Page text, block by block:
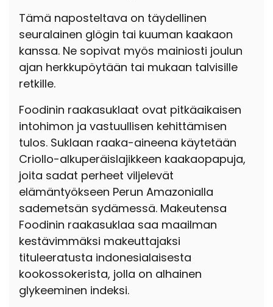
Tämä naposteltava on täydellinen
seuralainen glögin tai kuuman kaakaon
kanssa. Ne sopivat myös mainiosti joulun
ajan herkkupöytään tai mukaan talvisille
retkille.
Foodinin raakasuklaat ovat pitkäaikaisen
intohimon ja vastuullisen kehittämisen
tulos. Suklaan raaka-aineena käytetään
Criollo-alkuperäislajikkeen kaakaopapuja,
joita sadat perheet viljelevät
elämäntyökseen Perun Amazonialla
sademetsän sydämessä. Makeutensa
Foodinin raakasuklaa saa maailman
kestävimmäksi makeuttajaksi
tituleeratusta indonesialaisesta
kookossokerista, jolla on alhainen
glykeeminen indeksi.